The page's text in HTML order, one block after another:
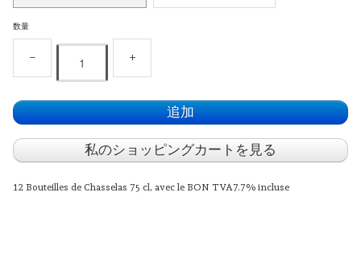
数量
− +
追加
私のショッピングカートを見る
12 Bouteilles de Chasselas 75 cl, avec le BON TVA7.7% incluse